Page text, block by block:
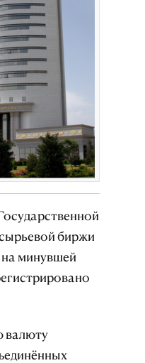
биржи
минувшей
валюту